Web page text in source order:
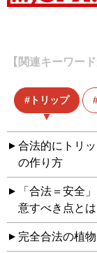
【関連キーワー
トリップ
合法的にトリ
の作り方
「合法＝安全
意すべき点とは
完全合法の植